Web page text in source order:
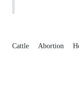
Cattle Abortion